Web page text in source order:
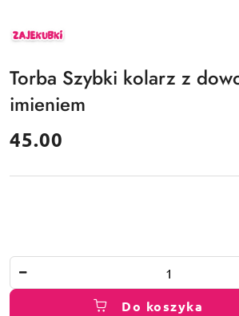
ZAJEKUBKI
Torba Szybki kolarz z
imieniem
cena:
45.00
Do koszyka